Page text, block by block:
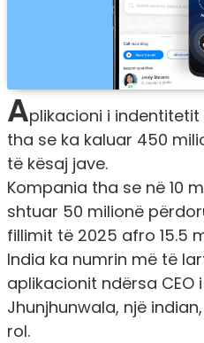
Aplikacioni i
tha se ka kaluar 450
të kësaj jave.
Kompania tha se në 10
shtuar 50 milionë
fillimit të 2025 afro 15.5
India ka numrin më të
aplikacionit ndërsa CEO
Jhunjhunwala, një
rol.